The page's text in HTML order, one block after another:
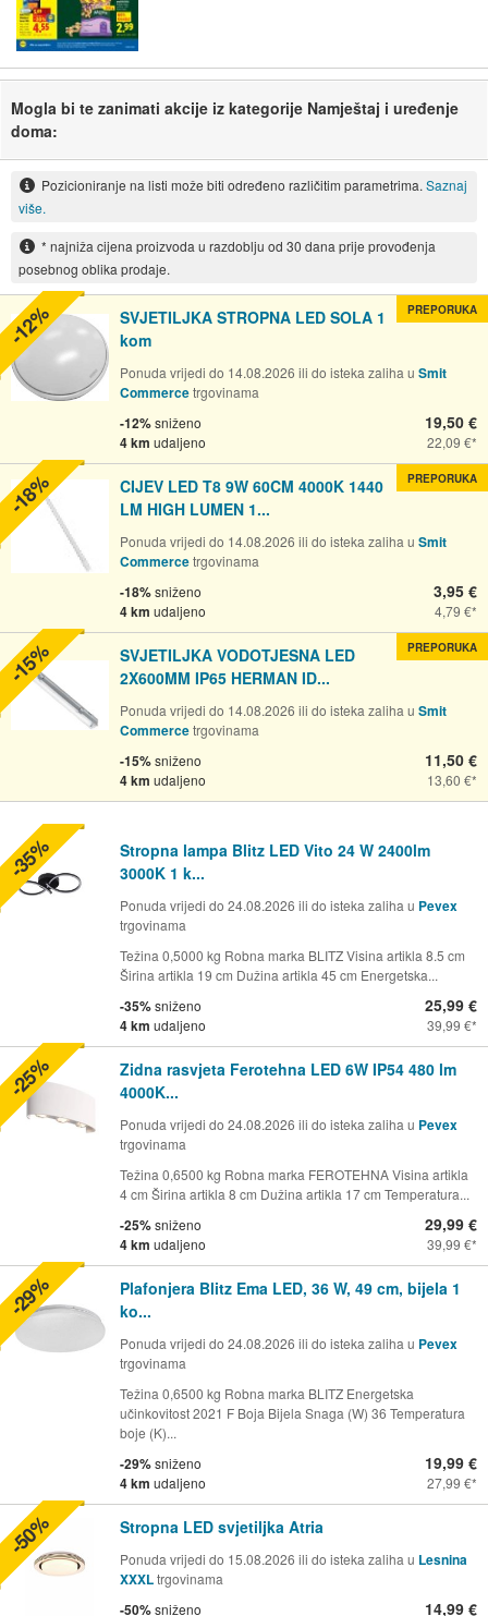
Mogla bi te zanimati akcije iz kategorije Namještaj i uređenje
doma:
Pozicioniranje na listi može biti određeno različitim parametrima. Saznaj
više.
* najniža cijena proizvoda u razdoblju od 30 dana prije provođenja
posebnog oblika prodaje.
SVJETILJKA STROPNA LED SOLA 1
kom
Ponuda vrijedi do 14.08.2026 ili do isteka zaliha u Smit
Commercetrgovinama
-12%sniženo
4 km udaljeno
19,50 €
22,09 €
PREPORUKA
-12%
CIJEV LED T8 9W 60CM 4000K 1440
LM HIGH LUMEN 1...
Ponuda vrijedi do 14.08.2026 ili do isteka zaliha u Smit
Commercetrgovinama
-18%sniženo
4 km udaljeno
3,95 €
4,79 €
PREPORUKA
-18%
SVJETILJKA VODOTJESNA LED
2X600MM IP65 HERMAN ID...
Ponuda vrijedi do 14.08.2026 ili do isteka zaliha u Smit
Commercetrgovinama
-15%sniženo
4 km udaljeno
11,50 €
13,60 €
PREPORUKA
-15%
Stropna lampa Blitz LED Vito 24 W 2400lm
3000K 1 k...
Ponuda vrijedi do 24.08.2026 ili do isteka zaliha u Pevex
trgovinama
Težina 0,5000 kg Robna marka BLITZ Visina artikla 8.5 cm
Širina artikla 19 cm Dužina artikla 45 cm Energetska...
-35%sniženo
4 km udaljeno
25,99 €
39,99 €
-35%
Zidna rasvjeta Ferotehna LED 6W IP54 480 lm
4000K...
Ponuda vrijedi do 24.08.2026 ili do isteka zaliha u Pevex
trgovinama
Težina 0,6500 kg Robna marka FEROTEHNA Visina artikla
4 cm Širina artikla 8 cm Dužina artikla 17 cm Temperatura...
-25%sniženo
4 km udaljeno
29,99 €
39,99 €
-25%
Plafonjera Blitz Ema LED, 36 W, 49 cm, bijela 1
ko...
Ponuda vrijedi do 24.08.2026 ili do isteka zaliha u Pevex
trgovinama
Težina 0,6500 kg Robna marka BLITZ Energetska
učinkovitost 2021 F Boja Bijela Snaga (W) 36 Temperatura
boje (K)...
-29%sniženo
4 km udaljeno
19,99 €
27,99 €
-29%
Stropna LED svjetiljka Atria
Ponuda vrijedi do 15.08.2026 ili do isteka zaliha u Lesnina
XXXLtrgovinama
-50%sniženo 14,99 €
-50%